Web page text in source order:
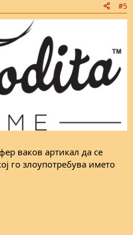
#5
ваков артикал да се
го злоупотребува името